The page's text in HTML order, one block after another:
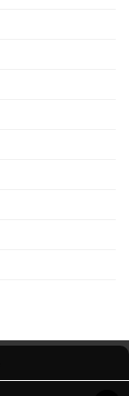
Anunturi Servicii